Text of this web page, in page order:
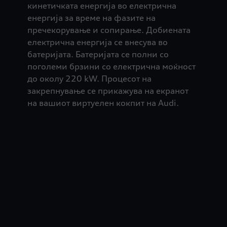
кинетичката енергија во електрична
енергија за време на фазите на
пречекорување и сопирање. Добиената
електрична енергија се внесува во
батеријата. Батеријата се полни со
поголеми брзини со електрична моќност
до околу 220 kW. Процесот на
закрепнување се прикажува на екранот
на вашиот виртуелен кокпит на Audi.